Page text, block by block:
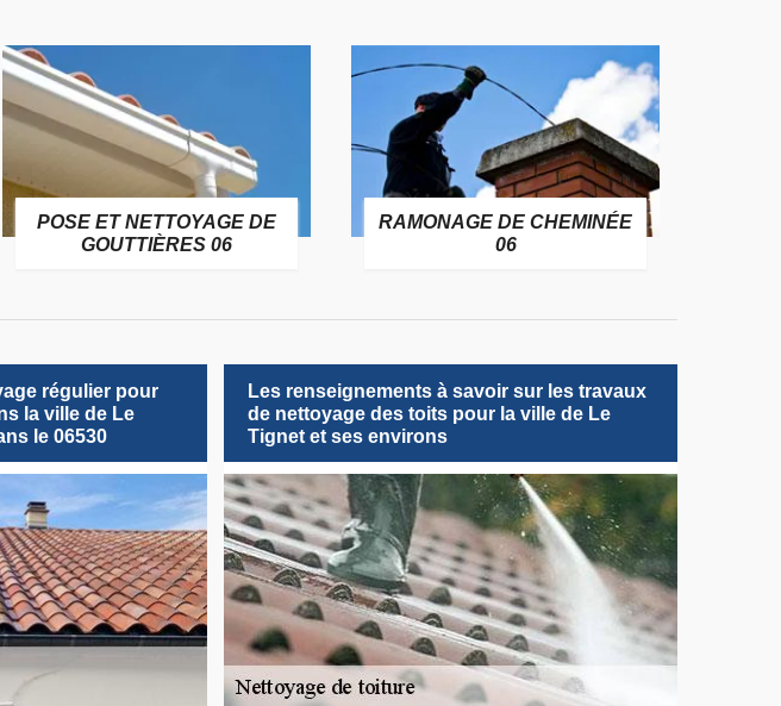
POSE ET NETTOYAGE DE
GOUTTIÈRES 06
RAMONAGE DE CHEMINÉE
06
régulier pour
la ville de Le
le 06530
Les renseignements à savoir sur les travaux
de nettoyage des toits pour la ville de Le
Tignet et ses environs